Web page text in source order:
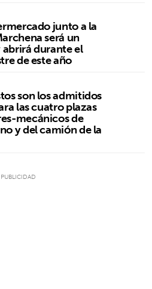
junto a la
será un
abrirá durante el
de este año
son los admitidos
las cuatro plazas
mecánicos de
y del camión de la